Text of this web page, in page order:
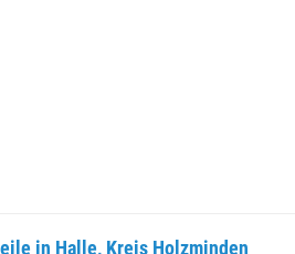
in Halle, Kreis Holzminden